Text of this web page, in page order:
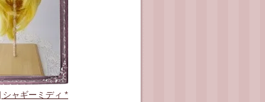
シャギーミディ *